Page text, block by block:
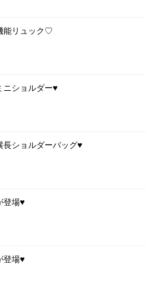
能リュック♡
ニショルダー♥
長ショルダーバッグ♥
登場♥
登場♥